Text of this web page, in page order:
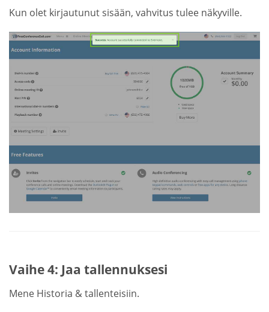
Kun olet kirjautunut sisään, vahvitus tulee näkyville.
Vaihe 4: Jaa tallennuksesi
Mene Historia & tallenteisiin.